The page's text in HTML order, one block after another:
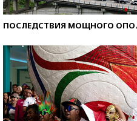
ПОСЛЕДСТВИЯ МОЩНОГО